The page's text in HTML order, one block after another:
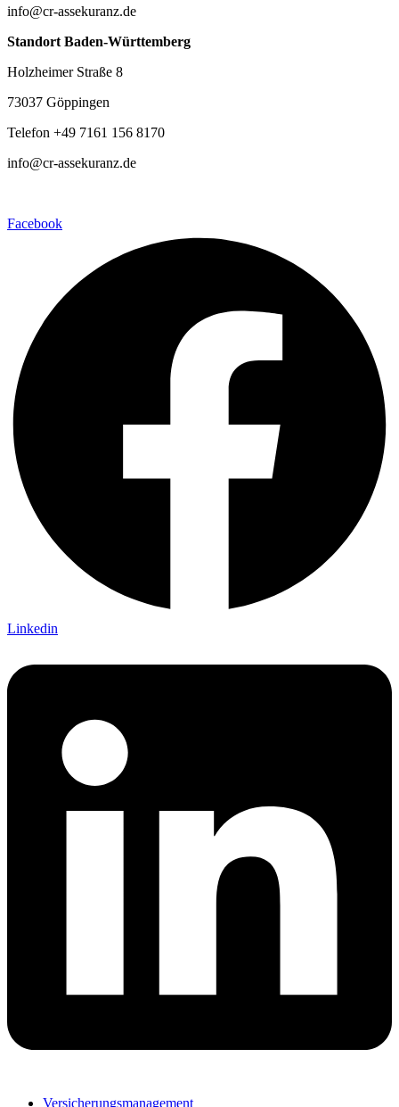
info@cr-assekuranz.de
Standort Baden-Württemberg
Holzheimer Straße 8
73037 Göppingen
Telefon +49 7161 156 8170
info@cr-assekuranz.de
Facebook
Linkedin
Versicherungsmanagement